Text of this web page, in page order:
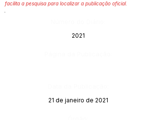
facilita a pesquisa para localizar a publicação oficial.
2021
21 de janeiro de 2021